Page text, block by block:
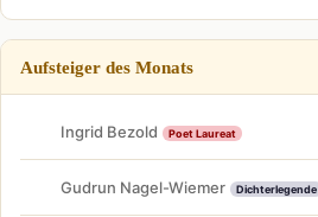
Aufsteiger des Monats
Ingrid Bezold Poet Laureat
Gudrun Nagel-Wiemer Dichterlegende